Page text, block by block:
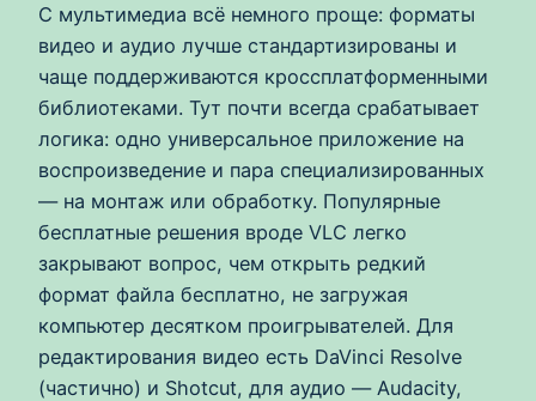
С мультимедиа всё немного проще: форматы
видео и аудио лучше стандартизированы и
чаще поддерживаются кроссплатформенными
библиотеками. Тут почти всегда срабатывает
логика: одно универсальное приложение на
воспроизведение и пара специализированных
— на монтаж или обработку. Популярные
бесплатные решения вроде VLC легко
закрывают вопрос, чем открыть редкий
формат файла бесплатно, не загружая
компьютер десятком проигрывателей. Для
редактирования видео есть DaVinci Resolve
(частично) и Shotcut, для аудио — Audacity,